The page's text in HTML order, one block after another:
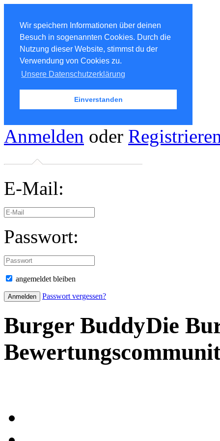
Wir speichern Informationen über deinen
Besuch in sogenannten Cookies. Durch die
Nutzung dieser Website, stimmst du der
Verwendung von Cookies zu.
Unsere Datenschutzerklärung
Einverstanden
Anmelden oder
E-Mail:
Passwort:
angemeldet bleiben
Passwort vergessen?
Burger BuddyDie